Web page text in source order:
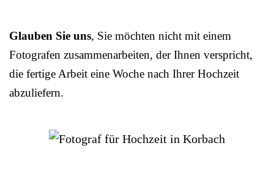
Glauben Sie uns, Sie möchten nicht mit einem
Fotografen zusammenarbeiten, der Ihnen verspricht,
die fertige Arbeit eine Woche nach Ihrer Hochzeit
abzuliefern.